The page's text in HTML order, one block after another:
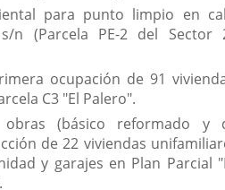
para punto limpio en
n (Parcela PE-2 del Sector
ocupación de 91
C3 "El Palero".
obras (básico reformado y
de 22 viviendas
y garajes en Plan Parcial